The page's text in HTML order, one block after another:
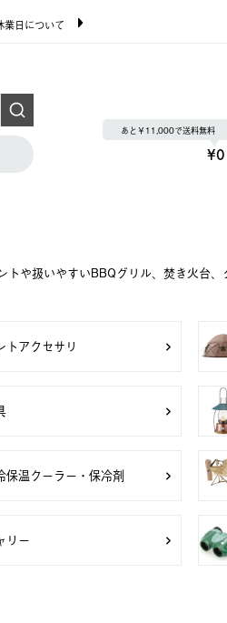
日について
あと￥11,000で送料無料
¥0
や扱いやすいBBQグリル、焚き火台
トアクセサリ
保温クーラー・保冷剤
リー